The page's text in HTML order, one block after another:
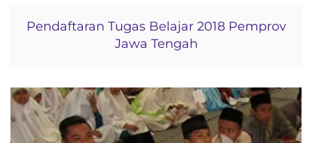
Pendaftaran Tugas Belajar 2018 Pemprov
Jawa Tengah